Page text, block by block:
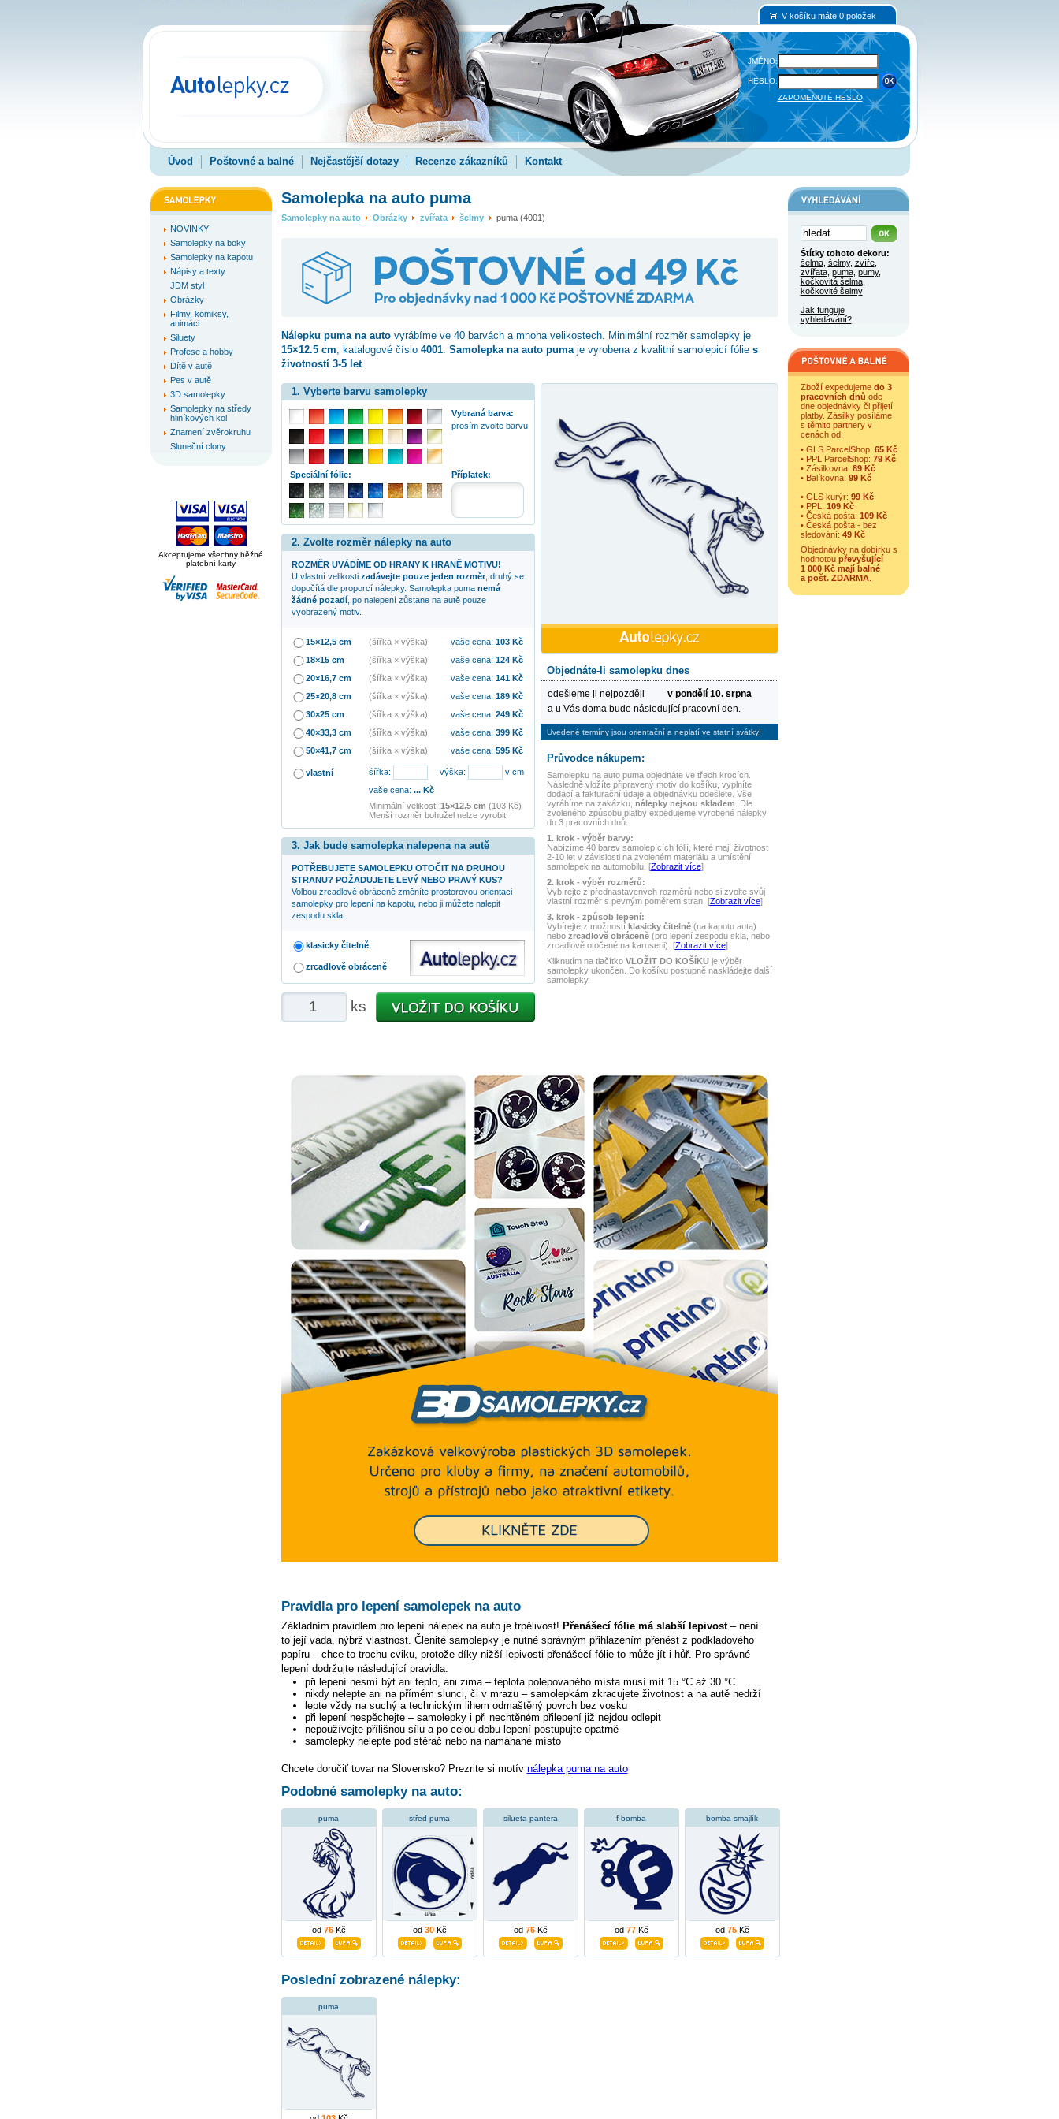
V košíku máte 0 položek
JMÉNO:
HESLO:
ZAPOMENUTÉ HESLO
Úvod Poštovné a balné Nejčastější dotazy Recenze zákazníků Kontakt
NOVINKY
Samolepky na boky
Samolepky na kapotu
Nápisy a texty
JDM styl
Obrázky
Filmy, komiksy,
animáci
Siluety
Profese a hobby
Dítě v autě
Pes v autě
3D samolepky
Samolepky na středy
hliníkových kol
Znamení zvěrokruhu
Sluneční clony
Akceptujeme všechny běžné
platební karty
Samolepka na auto puma
Samolepky na auto Obrázky zvířata šelmy puma (4001)
Nálepku pumana autovyrábíme ve 40 barvách a mnoha velikostech. Minimální rozměr samolepky je
15×12.5 cm, katalogové číslo 4001. Samolepka na auto pumaje vyrobena z kvalitní samolepicí fólie s
životností 3-5 let.
Objednáte-li samolepku dnes
odešleme ji nejpozději
v pondělí 10. srpna
a u Vás doma bude následující pracovní den.
Uvedené termíny jsou orientační a neplatí ve statní svátky!
Průvodce nákupem:
Samolepku na auto pumaobjednáte ve třech krocích.
Následně vložíte připravený motiv do košíku, vyplníte
dodací a fakturační údaje a objednávku odešlete. Vše
vyrábíme na zakázku, nálepky nejsou skladem . Dle
zvoleného způsobu platby expedujeme vyrobené nálepky
do 3 pracovních dnů.
1. krok - výběr barvy:
Nabízíme 40 barev samolepících fólií, které mají životnost
2-10 let v závislosti na zvoleném materiálu a umístění
samolepek na automobilu. [Zobrazit více]
2. krok - výběr rozměrů:
Vybírejte z přednastavených rozměrů nebo si zvolte svůj
vlastní rozměr s pevným poměrem stran. [Zobrazit více]
3. krok - způsob lepení:
Vybírejte z možností klasicky čitelně(na kapotu auta)
nebo zrcadlově obráceně(pro lepení zespodu skla, nebo
zrcadlově otočené na karoserii). [Zobrazit více]
Kliknutím na tlačítko VLOŽIT DO KOŠÍKUje výběr
samolepky ukončen. Do košíku postupně naskládejte další
samolepky.
1. Vyberte barvu samolepky
Vybraná barva:
prosím zvolte barvu
Příplatek:
Speciální fólie:
2. Zvolte rozměr nálepky na auto
ROZMĚR UVÁDÍME OD HRANY K HRANĚ MOTIVU!
U vlastní velikosti zadávejte pouze jeden rozměr, druhý se
dopočítá dle proporcí nálepky. Samolepka puma nemá
žádné pozadí, po nalepení zůstane na autě pouze
vyobrazený motiv.
15×12,5 cm (šířka × výška) vaše cena: 103Kč
18×15 cm
(šířka × výška) vaše cena: 124Kč
20×16,7 cm
(šířka × výška) vaše cena: 141Kč
25×20,8 cm
(šířka × výška) vaše cena: 189Kč
30×25 cm
(šířka × výška) vaše cena: 249Kč
40×33,3 cm
(šířka × výška) vaše cena: 399Kč
50×41,7 cm
(šířka × výška) vaše cena: 595Kč
vlastní šířka: výška:
v cm
vaše cena: ...Kč
Minimální velikost: 15×12.5 cm (103 Kč)
Menší rozměr bohužel nelze vyrobit.
3. Jak bude samolepka nalepena na autě
POTŘEBUJETE SAMOLEPKU OTOČIT NA DRUHOU
STRANU? POŽADUJETE LEVÝ NEBO PRAVÝ KUS?
Volbou zrcadlově obráceně změníte prostorovou orientaci
samolepky pro lepení na kapotu, nebo ji můžete nalepit
zespodu skla.
klasicky čitelně
zrcadlově obráceně
ks
Pravidla pro lepení samolepek na auto
Základním pravidlem pro lepení nálepek na auto je trpělivost! Přenášecí fólie má slabší lepivost– není
to její vada, nýbrž vlastnost. Členité samolepky je nutné správným přihlazením přenést z podkladového
papíru – chce to trochu cviku, protože díky nižší lepivosti přenášecí fólie to může jít i hůř. Pro správné
lepení dodržujte následující pravidla:
při lepení nesmí být ani teplo, ani zima – teplota polepovaného místa musí mít 15 °C až 30 °C
nikdy nelepte ani na přímém slunci, či v mrazu – samolepkám zkracujete životnost a na autě nedrží
lepte vždy na suchý a technickým lihem odmaštěný povrch bez vosku
při lepení nespěchejte – samolepky i při nechtěném přilepení již nejdou odlepit
nepoužívejte přílišnou sílu a po celou dobu lepení postupujte opatrně
samolepky nelepte pod stěrač nebo na namáhané místo
Chcete doručiť tovar na Slovensko? Prezrite si motív nálepka puma na auto
Podobné samolepky na auto:
puma
od 76Kč
střed puma
od 30Kč
silueta pantera
od 76Kč
f-bomba
od 77Kč
bomba smajlík
od 75Kč
Poslední zobrazené nálepky:
puma
Štítky tohoto dekoru:
šelma, šelmy, zvíře,
zvířata, puma, pumy,
kočkovitá šelma,
kočkovité šelmy
Jak funguje
vyhledávání?
Zboží expedujeme do 3
pracovních dnů ode
dne objednávky či přijetí
platby. Zásilky posíláme
s těmito partnery v
cenách od:
• GLS ParcelShop: 65 Kč
• PPL ParcelShop: 79 Kč
• Zásilkovna: 89 Kč
• Balíkovna: 99 Kč
• GLS kurýr: 99 Kč
• PPL: 109 Kč
• Česká pošta: 109 Kč
• Česká pošta - bez
sledování: 49 Kč
Objednávky na dobírku s
hodnotou převyšující
1 000 Kč mají balné
a pošt. ZDARMA.